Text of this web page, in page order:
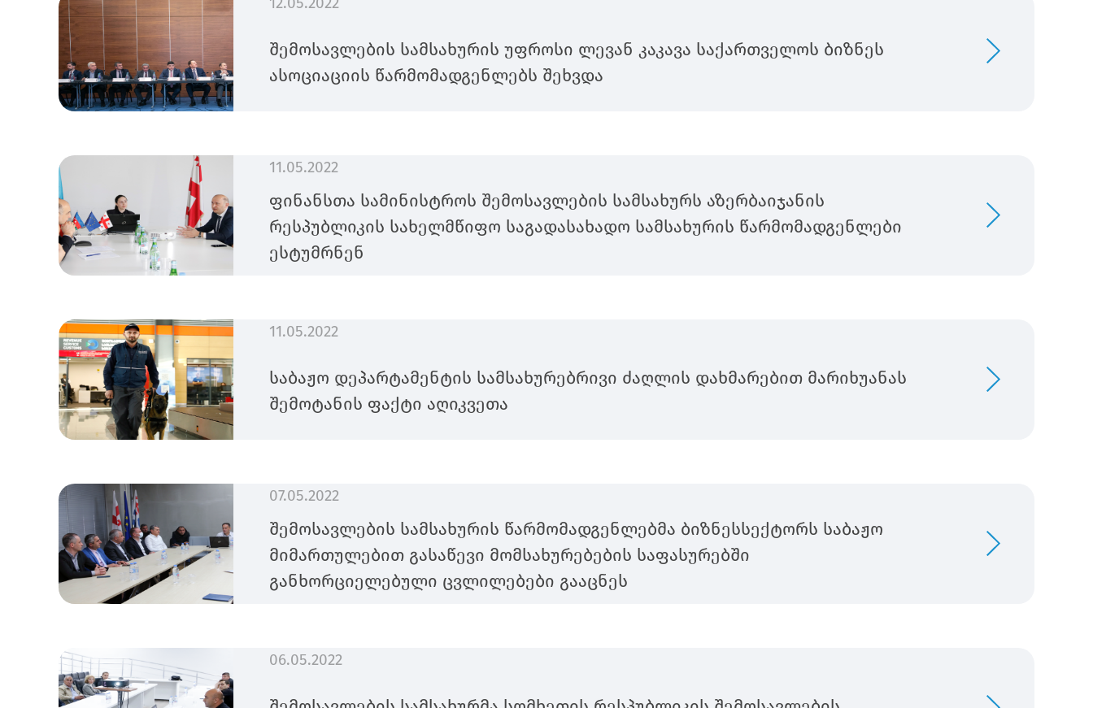
შემოსავლების სამსახურის უფროსი ლევან კაკავა საქართველოს ბიზნეს
ასოციაციის წარმომადგენლებს შეხვდა
11.05.2022
ფინანსთა სამინისტროს შემოსავლების სამსახურს აზერბაიჯანის
რესპუბლიკის სახელმწიფო საგადასახადო სამსახურის წარმომადგენლები
ესტუმრნენ
11.05.2022
საბაჟო დეპარტამენტის სამსახურებრივი ძაღლის დახმარებით მარიხუანას
შემოტანის ფაქტი აღიკვეთა
07.05.2022
შემოსავლების სამსახურის წარმომადგენლებმა ბიზნესსექტორს საბაჟო
მიმართულებით გასაწევი მომსახურებების საფასურებში
განხორციელებული ცვლილებები გააცნეს
06.05.2022